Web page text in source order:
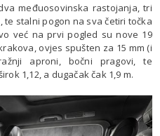
međuosovinska rastojanja, tri
stalni pogon na sva četiri točka
već na prvi pogled su nove 19
ovjes spušten za 15 mm (i
aproni, bočni pragovi, te
1,12, a dugačak čak 1,9 m.